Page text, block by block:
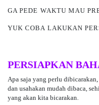
GA PEDE WAKTU MAU
YUK COBA LAKUKAN
PERSIAPKAN
Apa saja yang perlu
dan usahakan mudah dibaca,
yang akan kita bicarakan.